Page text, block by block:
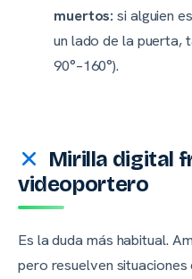
muertos: si alguien
un lado de la puerta,
90°–160°).
Mirilla digital
videoportero
Es la duda más habitual.
pero resuelven situaciones